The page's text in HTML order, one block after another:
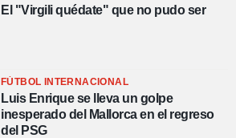
El "Virgili quédate" que no pudo ser
FÚTBOL INTERNACIONAL
Luis Enrique se lleva un golpe
inesperado del Mallorca en el regreso
del PSG